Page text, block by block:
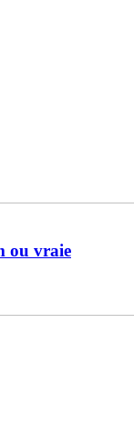
ou vraie